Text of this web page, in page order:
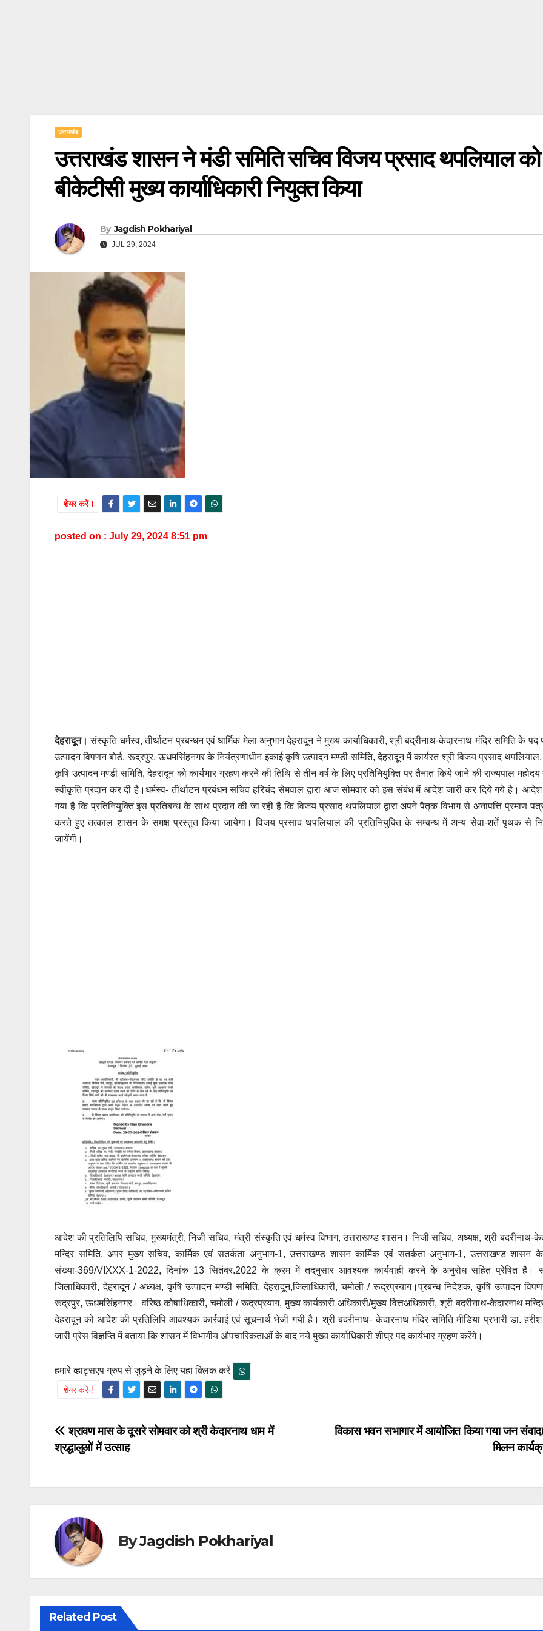
उत्तराखंड
उत्तराखंड शासन ने मंडी समिति सचिव विजय प्रसाद थपलियाल को
बीकेटीसी मुख्य कार्याधिकारी नियुक्त किया
By Jagdish Pokhariyal
JUL 29, 2024
शेयर करें !
posted on : July 29, 2024 8:51 pm
देहरादून। संस्कृति धर्मस्व, तीर्थाटन प्रबन्धन एवं धार्मिक मेला अनुभाग देहरादून ने मुख्य कार्याधिकारी, श्री बद्रीनाथ-केदारनाथ मंदिर समिति के पद
उत्पादन विपणन बोर्ड, रूद्रपुर, ऊधमसिंहनगर के नियंत्रणाधीन इकाई कृषि उत्पादन मण्डी समिति, देहरादून में कार्यरत श्री विजय प्रसाद
कृषि उत्पादन मण्डी समिति, देहरादून को कार्यभार ग्रहण करने की तिथि से तीन वर्ष के लिए प्रतिनियुक्ति पर तैनात किये जाने की राज्यपाल महोदय
स्वीकृति प्रदान कर दी है।धर्मस्व- तीर्थाटन प्रबंधन सचिव हरिचंद सेमवाल द्वारा आज सोमवार को इस संबंध में आदेश जारी कर दिये गये है।
गया है कि प्रतिनियुक्ति इस प्रतिबन्ध के साथ प्रदान की जा रही है कि विजय प्रसाद थपलियाल द्वारा अपने पैतृक विभाग से अनापत्ति प्रमाण
करते हुए तत्काल शासन के समक्ष प्रस्तुत किया जायेगा। विजय प्रसाद थपलियाल की प्रतिनियुक्ति के सम्बन्ध में अन्य सेवा-शर्ते पृथक से
जायेंगी।
आदेश की प्रतिलिपि सचिव, मुख्यमंत्री, निजी सचिव, मंत्री संस्कृति एवं धर्मस्व विभाग, उत्तराखण्ड शासन। निजी सचिव, अध्यक्ष, श्री बदरीनाथ-
मन्दिर समिति, अपर मुख्य सचिव, कार्मिक एवं सतर्कता अनुभाग-1, उत्तराखण्ड शासन कार्मिक एवं सतर्कता अनुभाग-1, उत्तराखण्ड
संख्या-369/VIXXX-1-2022, दिनांक 13 सितंबर.2022 के क्रम में तद्‌नुसार आवश्यक कार्यवाही करने के अनुरोध सहित प्रेषित है।
जिलाधिकारी, देहरादून / अध्यक्ष, कृषि उत्पादन मण्डी समिति, देहरादून,जिलाधिकारी, चमोली / रूद्रप्रयाग।प्रबन्ध निदेशक, कृषि उत्पादन
रूद्रपुर, ऊधमसिंहनगर। वरिष्ठ कोषाधिकारी, चमोली / रूद्रप्रयाग, मुख्य कार्यकारी अधिकारी/मुख्य वित्तअधिकारी, श्री बदरीनाथ-केदारनाथ
देहरादून को आदेश की प्रतिलिपि आवश्यक कार्रवाई एवं सूचनार्थ भेजी गयी है। श्री बदरीनाथ- केदारनाथ मंदिर समिति मीडिया प्रभारी डा.
जारी प्रेस विज्ञप्ति में बताया कि शासन में विभागीय औपचारिकताओं के बाद नये मुख्य कार्याधिकारी शीघ्र पद कार्यभार ग्रहण करेंगे।
हमारे व्हाट्सएप ग्रुप से जुड़ने के लिए यहां क्लिक करें
शेयर करें !
Post
navigation
विकास भवन सभागार में आयोजित किया गया जन
मिलन
श्रावण मास के दूसरे सोमवार को श्री केदारनाथ धाम में
श्रद्धालुओं में उत्साह
ByJagdish Pokhariyal
Related Post